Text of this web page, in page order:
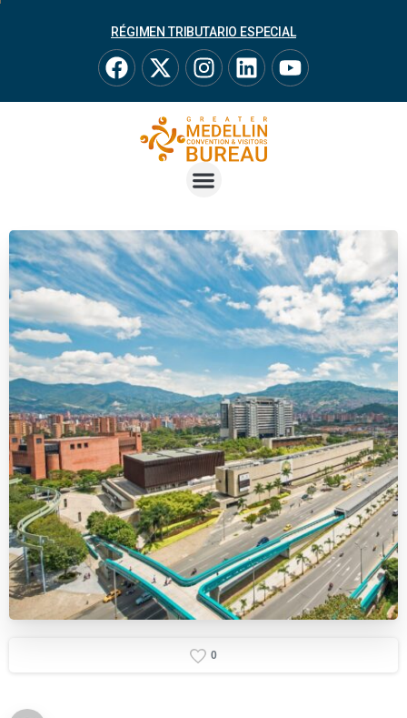
RÉGIMEN TRIBUTARIO ESPECIAL
0